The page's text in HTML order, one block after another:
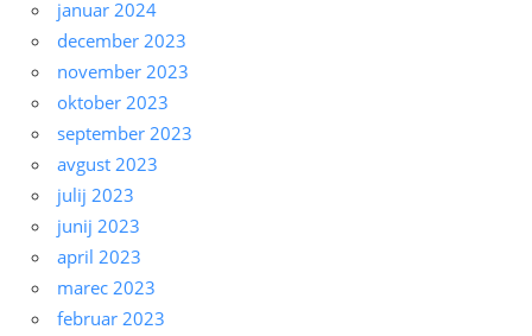
januar 2024
december 2023
november 2023
oktober 2023
september 2023
avgust 2023
julij 2023
junij 2023
april 2023
marec 2023
februar 2023